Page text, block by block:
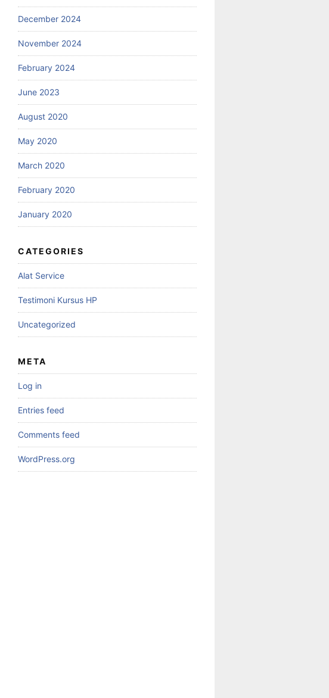
December 2024
November 2024
February 2024
June 2023
August 2020
May 2020
March 2020
February 2020
January 2020
CATEGORIES
Alat Service
Testimoni Kursus HP
Uncategorized
META
Log in
Entries feed
Comments feed
WordPress.org